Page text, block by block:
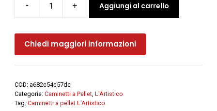
-
Caminetto
pellet
MINI
STARFIRE
9,1
kW
+ Aggiungi al carrello
Chiedi maggiori informazioni
COD: a682c54c57dc
Categorie: Caminetti a Pellet, L'Artistico
Tag: Caminetti a pellet L'Artistico